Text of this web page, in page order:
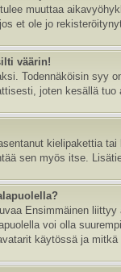
muuttaa
et ole jo
väärin!
Todennäköisin syy
joten kesällä
kielipakettia
sen myös itse.
Ensimmäinen
voi olla
käytössä ja